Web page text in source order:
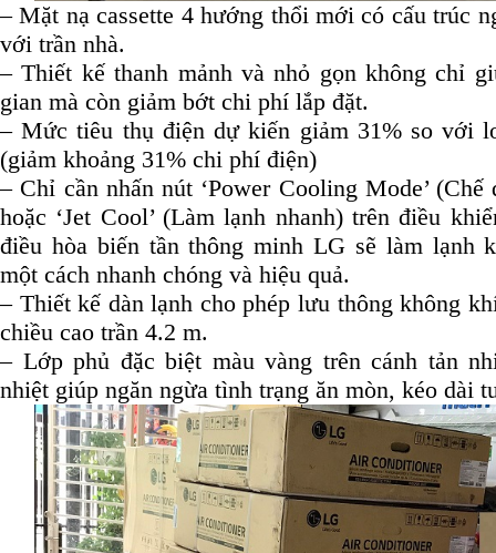
–Mặt nạ cassette 4 hướng thổi mới có cấu trúc
với trần nhà.
– Thiết kế thanh mảnh và nhỏ gọn không chỉ
gian mà còn giảm bớt chi phí lắp đặt.
– Mức tiêu thụ điện dự kiến giảm 31% so với
(giảm khoảng 31% chi phí điện)
– Chỉ cần nhấn nút ‘Power Cooling Mode’ (Chế
hoặc ‘Jet Cool’ (Làm lạnh nhanh) trên điều
điều hòa biến tần thông minh LG sẽ làm lạnh
một cách nhanh chóng và hiệu quả.
– Thiết kế dàn lạnh cho phép lưu thông không
chiều cao trần 4.2 m.
– Lớp phủ đặc biệt màu vàng trên cánh tản
nhiệt giúp ngăn ngừa tình trạng ăn mòn, kéo dài